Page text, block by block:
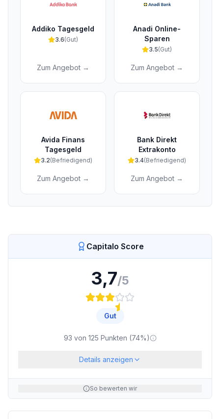
Addiko Tagesgeld
3.6(Gut)
Zum Angebot →
Anadi Online-
Sparen
3.5(Gut)
Zum Angebot →
Avida Finans
Tagesgeld
3.2(Befriedigend)
Zum Angebot →
Bank Direkt
Extrakonto
3.4(Befriedigend)
Zum Angebot →
Capitalo Score
3,7/5
Gut
93 von 125 Punkten (74%)
Details anzeigen
So bewerten wir